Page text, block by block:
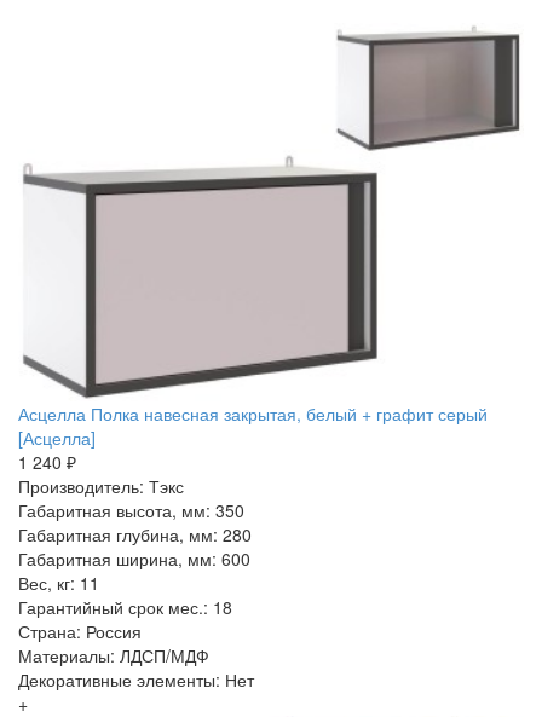
Асцелла Полка навесная закрытая, белый + графит серый
[Асцелла]
1 240 ₽
Производитель: Тэкс
Габаритная высота, мм: 350
Габаритная глубина, мм: 280
Габаритная ширина, мм: 600
Вес, кг: 11
Гарантийный срок мес.: 18
Страна: Россия
Материалы: ЛДСП/МДФ
Декоративные элементы: Нет
+